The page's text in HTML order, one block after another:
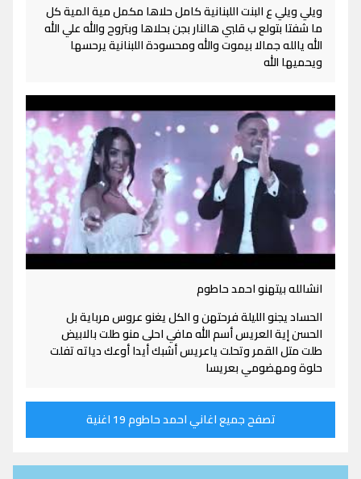
ويلي ويلي ع البنت اللبنانية كامل حلاها مكمل مية المية كل
ما شفتا بتولع ب قلبي هالنار بجن بحلاها وبتروح والله علي الله
الله يالله جمالا بيموت والله ومحسودة اللبنانية يرحسها
ويحميها الله
انشالله بيتهنو احمد حاطوم
الحساد يجنو الليلة فرحتهن و الكل يغنو عروس مرباية بل
الحسن إية العريس أسم الله مافي احلى منو طلت بالابيض
طلت متل القمر وتحلت ياعريس أشبك أيدا أوعك دياته تفلت
حلوة ومهضومي بعريسا
تصفح جميع اغاني احمد حاطوم 19 اغنية